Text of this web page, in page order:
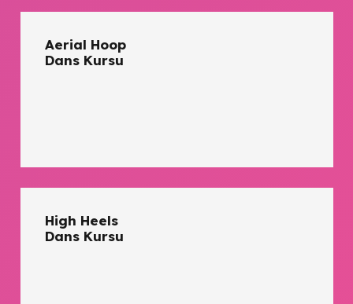
Aerial Hoop
Dans Kursu
High Heels
Dans Kursu